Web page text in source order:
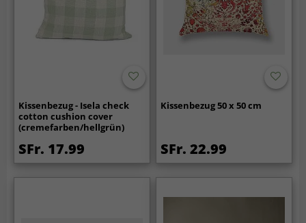
Kissenbezug - Isela check
cotton cushion cover
(cremefarben/hellgrün)
SFr. 17.99
Kissenbezug 50 x 50 cm
SFr. 22.99